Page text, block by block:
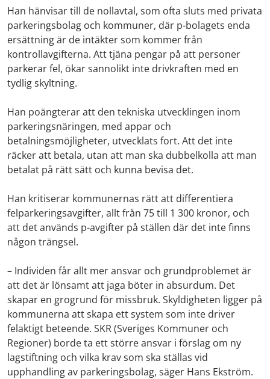
Han hänvisar till de nollavtal, som ofta sluts med privata
parkeringsbolag och kommuner, där p-bolagets enda
ersättning är de intäkter som kommer från
kontrollavgifterna. Att tjäna pengar på att personer
parkerar fel, ökar sannolikt inte drivkraften med en
tydlig skyltning.
Han poängterar att den tekniska utvecklingen inom
parkeringsnäringen, med appar och
betalningsmöjligheter, utvecklats fort. Att det inte
räcker att betala, utan att man ska dubbelkolla att man
betalat på rätt sätt och kunna bevisa det.
Han kritiserar kommunernas rätt att differentiera
felparkeringsavgifter, allt från 75 till 1 300 kronor, och
att det används p-avgifter på ställen där det inte finns
någon trängsel.
– Individen får allt mer ansvar och grundproblemet är
att det är lönsamt att jaga böter in absurdum. Det
skapar en grogrund för missbruk. Skyldigheten ligger på
kommunerna att skapa ett system som inte driver
felaktigt beteende. SKR (Sveriges Kommuner och
Regioner) borde ta ett större ansvar i förslag om ny
lagstiftning och vilka krav som ska ställas vid
upphandling av parkeringsbolag, säger Hans Ekström.